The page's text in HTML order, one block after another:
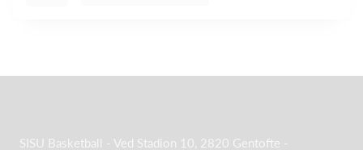
SISU Basketball - Ved Stadion 10, 2820 Gentofte -